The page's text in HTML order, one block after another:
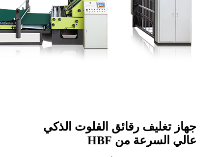
جهاز تغليف رقائق الفلوت الذكي
عالي السرعة من HBF